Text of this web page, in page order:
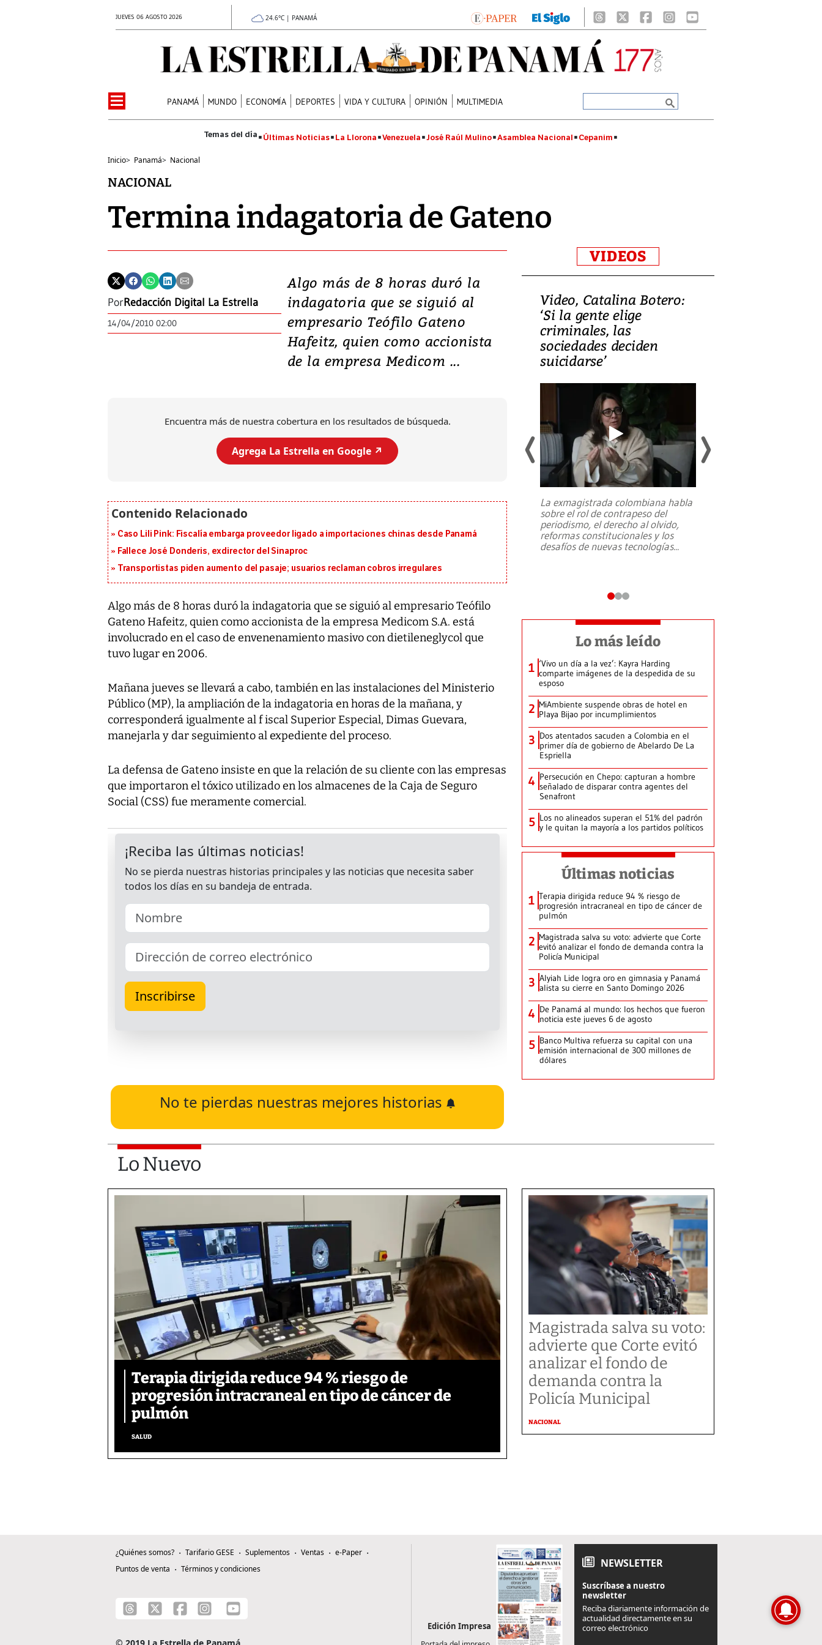
JUEVES 06 AGOSTO 2026 24.6°C | PANAMÁ
PANAMÁ MUNDO ECONOMÍA DEPORTES VIDA Y CULTURA OPINIÓN MULTIMEDIA
Últimas Noticias La Llorona Venezuela José Raúl Mulino Asamblea Nacional Cepanim
Inicio> Panamá> Nacional
NACIONAL
Termina indagatoria de Gateno
PorRedacción Digital La Estrella
14/04/2010 02:00
Algo más de 8 horas duró la
indagatoria que se siguió al
empresario Teófilo Gateno
Hafeitz, quien como accionista
de la empresa Medicom ...
Encuentra más de nuestra cobertura en los resultados de búsqueda.
Agrega La Estrella en Google ↗️
Caso Lili Pink: Fiscalía embarga proveedor ligado a importaciones chinas desde Panamá
Fallece José Donderis, exdirector del Sinaproc
Transportistas piden aumento del pasaje; usuarios reclaman cobros irregulares
Algo más de 8 horas duró la indagatoria que se siguió al empresario Teófilo
Gateno Hafeitz, quien como accionista de la empresa Medicom S.A. está
involucrado en el caso de envenenamiento masivo con dietileneglycol que
tuvo lugar en 2006.
Mañana jueves se llevará a cabo, también en las instalaciones del Ministerio
Público (MP), la ampliación de la indagatoria en horas de la mañana, y
corresponderá igualmente al f iscal Superior Especial, Dimas Guevara,
manejarla y dar seguimiento al expediente del proceso.
La defensa de Gateno insiste en que la relación de su cliente con las empresas
que importaron el tóxico utilizado en los almacenes de la Caja de Seguro
Social (CSS) fue meramente comercial.
No te pierdas nuestras mejores historias
VIDEOS
Video, Japón: Terremoto
deja heridos y graves
daños en Kumamoto
al sur de Japón, provocando una
Video, Catalina Botero:
‘Si la gente elige
criminales, las
sociedades deciden
suicidarse’
La exmagistrada colombiana habla
sobre el rol de contrapeso del
periodismo, el derecho al olvido,
reformas constitucionales y los
desafíos de nuevas tecnologías...
Lo más leído
1 ‘Vivo un día a la vez’: Kayra Harding
comparte imágenes de la despedida de su
esposo
2 MiAmbiente suspende obras de hotel en
Playa Bijao por incumplimientos
3 Dos atentados sacuden a Colombia en el
primer día de gobierno de Abelardo De La
Espriella
4 Persecución en Chepo: capturan a hombre
señalado de disparar contra agentes del
Senafront
5 Los no alineados superan el 51% del padrón
y le quitan la mayoría a los partidos políticos
Últimas noticias
1 Terapia dirigida reduce 94 % riesgo de
progresión intracraneal en tipo de cáncer de
pulmón
2 Magistrada salva su voto: advierte que Corte
evitó analizar el fondo de demanda contra la
Policía Municipal
3 Alyiah Lide logra oro en gimnasia y Panamá
alista su cierre en Santo Domingo 2026
4 De Panamá al mundo: los hechos que fueron
noticia este jueves 6 de agosto
5 Banco Multiva refuerza su capital con una
emisión internacional de 300 millones de
dólares
Lo Nuevo
Terapia dirigida reduce 94 % riesgo de
progresión intracraneal en tipo de cáncer de
pulmón
SALUD
Magistrada salva su voto:
advierte que Corte evitó
analizar el fondo de
demanda contra la
Policía Municipal
NACIONAL
¿Quiénes somos? Tarifario GESE Suplementos Ventas
e-Paper
Puntos de venta
Términos y condiciones
Edición Impresa
NEWSLETTER
Suscríbase a nuestro
newsletter
Reciba diariamente información de
actualidad directamente en su
correo electrónico